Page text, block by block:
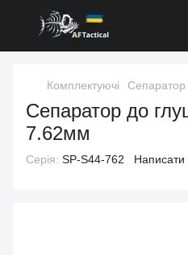
Комплектуючі Сепаратор
Сепаратор до
7.62мм
Серія: SP-S44-762 Написати